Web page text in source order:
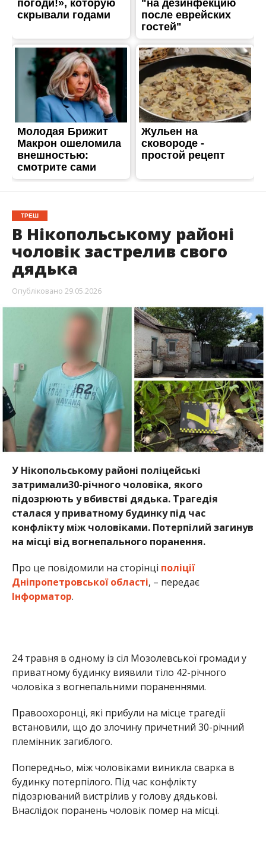
ТРЕШ
В Нікопольському районі
чоловік застрелив свого
дядька
Опубліковано 29.05.2026
У Нікопольському районі поліцейські
затримали30-річного чоловіка, якого
підозрюють у вбивстві дядька. Трагедія
сталася у приватному будинку під час
конфлікту між чоловіками. Потерпілий загинув
на місці від вогнепального поранення.
Про це повідомили на сторінці поліції
Дніпропетровської області, – передає
Інформатор.
24 травня в одному із сіл Мозолевської громади у
приватному будинку виявили тіло 42-річного
чоловіка з вогнепальними пораненнями.
Правоохоронці, які прибули на місце трагедії
встановили, що до злочину причетний 30-річний
племінник загиблого.
Попередньо, між чоловіками виникла сварка в
будинку потерпілого. Під час конфлікту
підозрюваний вистрілив у голову дядькові.
Внаслідок поранень чоловік помер на місці.